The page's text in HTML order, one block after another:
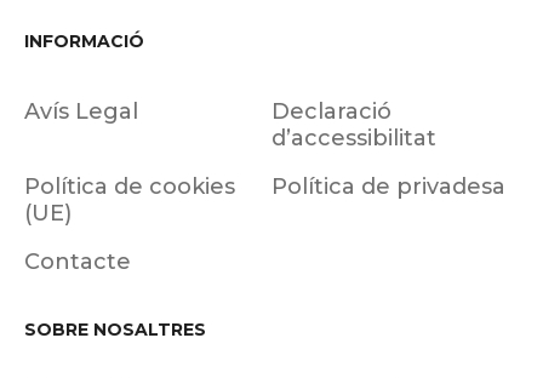
INFORMACIÓ
Avís Legal
Declaració
d’accessibilitat
Política de cookies
(UE)
Política de privadesa
Contacte
SOBRE NOSALTRES